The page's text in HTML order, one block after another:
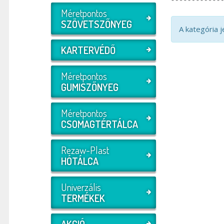
Méretpontos
SZÖVETSZŐNYEG
KARTERVÉDŐ
Méretpontos
GUMISZŐNYEG
Méretpontos
CSOMAGTÉRTÁLCA
Rezaw-Plast
HÓTÁLCA
Univerzális
TERMÉKEK
A kategória